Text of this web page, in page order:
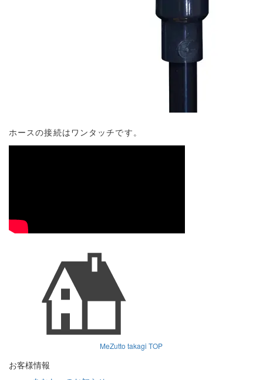
ホースの接続はワンタッチです。
MeZutto takagi TOP
お客様情報